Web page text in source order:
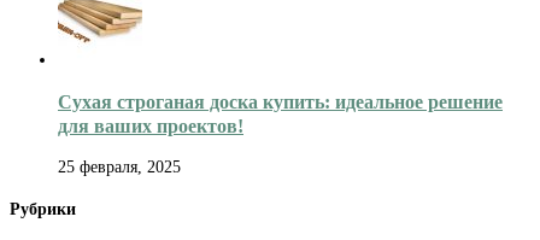
Сухая строганая доска купить: идеальное решение
для ваших проектов!
25 февраля, 2025
Рубрики